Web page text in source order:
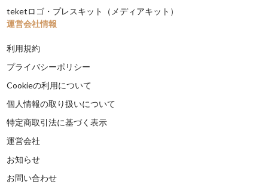
teketロゴ・プレスキット（メディアキット）
運営会社情報
利用規約
プライバシーポリシー
Cookieの利用について
個人情報の取り扱いについて
特定商取引法に基づく表示
運営会社
お知らせ
お問い合わせ